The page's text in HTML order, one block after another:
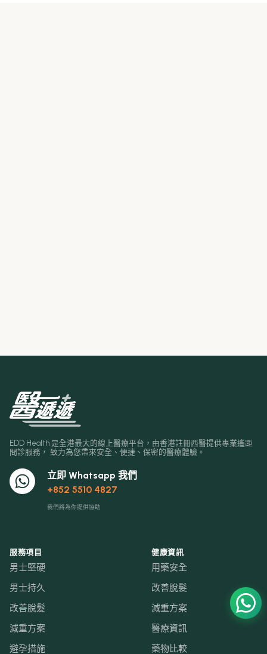
EDD Health 是全港最大的線上醫療平台，由香港註冊西醫提供專業遙距
問診服務， 致力為您帶來安全、便捷、保密的醫療體驗。
立即 Whatsapp 我們
+852 5510 4827
我們將為你提供協助
服務項目
男士堅硬
男士持久
改善脫髮
減重方案
避孕措施
健康資訊
用藥安全
改善脫髮
減重方案
醫療資訊
藥物比較